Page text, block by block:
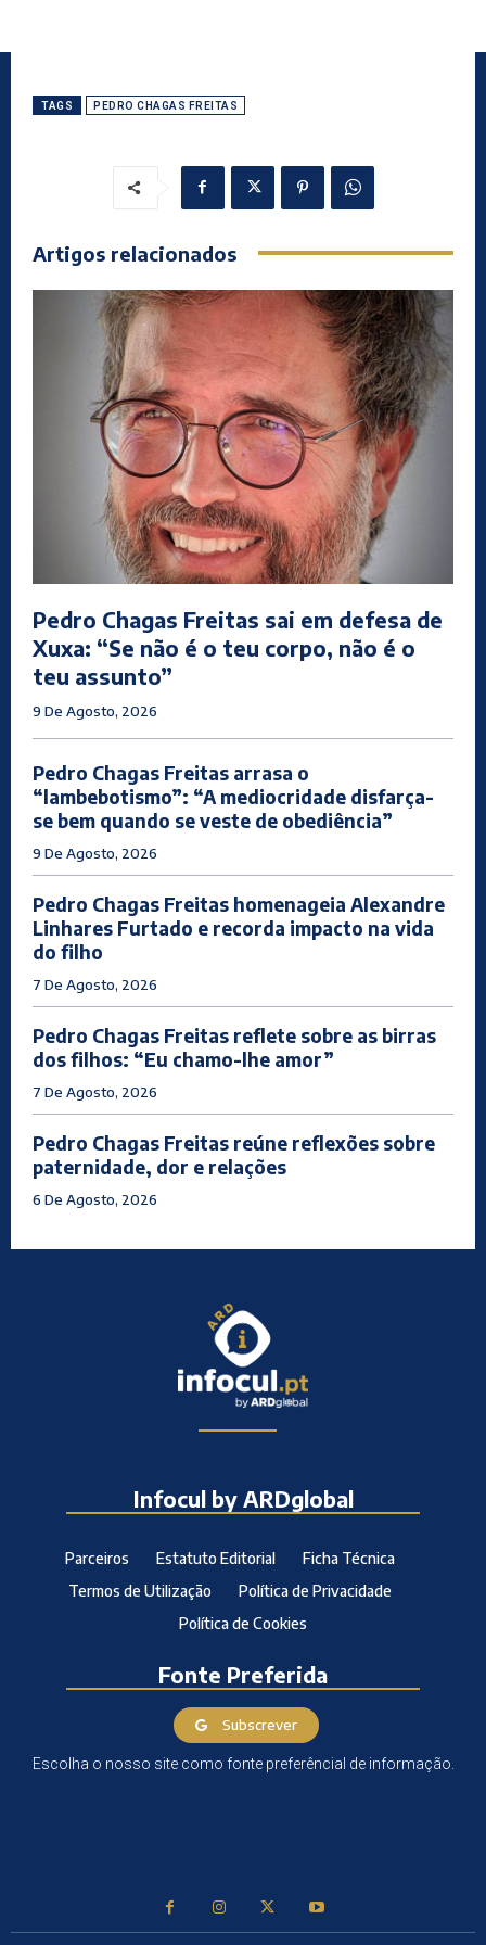
TAGS PEDRO CHAGAS FREITAS
Artigos relacionados
Pedro Chagas Freitas sai em defesa de
Xuxa: “Se não é o teu corpo, não é o
teu assunto”
9 De Agosto, 2026
Pedro Chagas Freitas arrasa o
“lambebotismo”: “A mediocridade disfarça-
se bem quando se veste de obediência”
9 De Agosto, 2026
Pedro Chagas Freitas homenageia Alexandre
Linhares Furtado e recorda impacto na vida
do filho
7 De Agosto, 2026
Pedro Chagas Freitas reflete sobre as birras
dos filhos: “Eu chamo-lhe amor”
7 De Agosto, 2026
Pedro Chagas Freitas reúne reflexões sobre
paternidade, dor e relações
6 De Agosto, 2026
Infocul by ARDglobal
Parceiros Estatuto Editorial
Ficha Técnica
Termos de Utilização
Política de Privacidade
Política de Cookies
Fonte Preferida
Subscrever
Escolha o nosso site como fonte preferêncial de informação.